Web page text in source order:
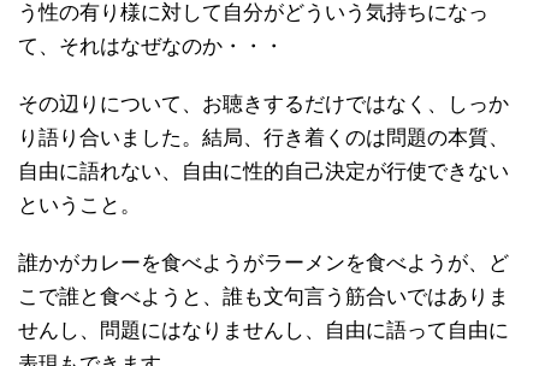
う性の有り様に対して自分がどういう気持ちになっ
て、それはなぜなのか・・・
その辺りについて、お聴きするだけではなく、しっか
り語り合いました。結局、行き着くのは問題の本質、
自由に語れない、自由に性的自己決定が行使できない
ということ。
誰かがカレーを食べようがラーメンを食べようが、ど
こで誰と食べようと、誰も文句言う筋合いではありま
せんし、問題にはなりませんし、自由に語って自由に